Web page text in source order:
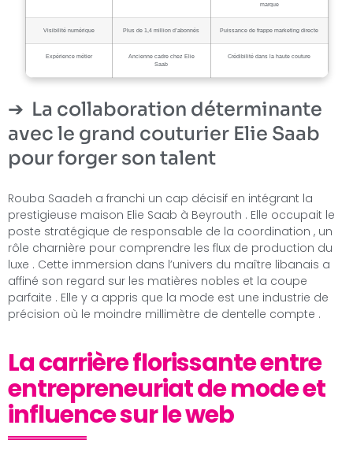
marque
Visibilité numérique Plus de 1,4 million d’abonnés Puissance de frappe marketing directe
Expérience métier
Ancienne cadre chez Elie
Saab
Crédibilité dans la haute couture
La collaboration déterminante
avec le grand couturier Elie Saab
pour forger son talent
Rouba Saadeh a franchi un cap décisif en intégrant la
prestigieuse maison Elie Saab à Beyrouth . Elle occupait le
poste stratégique de responsable de la coordination , un
rôle charnière pour comprendre les flux de production du
luxe . Cette immersion dans l’univers du maître libanais a
affiné son regard sur les matières nobles et la coupe
parfaite . Elle y a appris que la mode est une industrie de
précision où le moindre millimètre de dentelle compte .
La carrière florissante entre
entrepreneuriat de mode et
influence sur le web